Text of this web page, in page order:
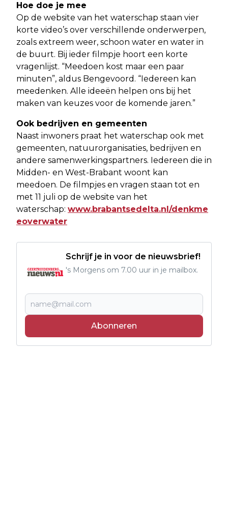
Hoe doe je mee
Op de website van het waterschap staan vier
korte video’s over verschillende onderwerpen,
zoals extreem weer, schoon water en water in
de buurt. Bij ieder filmpje hoort een korte
vragenlijst. “Meedoen kost maar een paar
minuten”, aldus Bengevoord. “Iedereen kan
meedenken. Alle ideeën helpen ons bij het
maken van keuzes voor de komende jaren.”
Ook bedrijven en gemeenten
Naast inwoners praat het waterschap ook met
gemeenten, natuurorganisaties, bedrijven en
andere samenwerkingspartners. Iedereen die in
Midden- en West-Brabant woont kan
meedoen. De filmpjes en vragen staan tot en
met 11 juli op de website van het
waterschap: www.brabantsedelta.nl/denkme
eoverwater
Schrijf je in voor de nieuwsbrief!
's Morgens om 7.00 uur in je mailbox.
Abonneren